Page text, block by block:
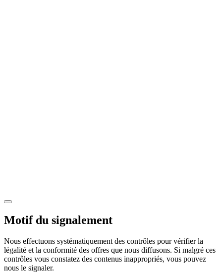
Motif du signalement
Nous effectuons systématiquement des contrôles pour vérifier la
légalité et la conformité des offres que nous diffusons. Si malgré ces
contrôles vous constatez des contenus inappropriés, vous pouvez
nous le signaler.